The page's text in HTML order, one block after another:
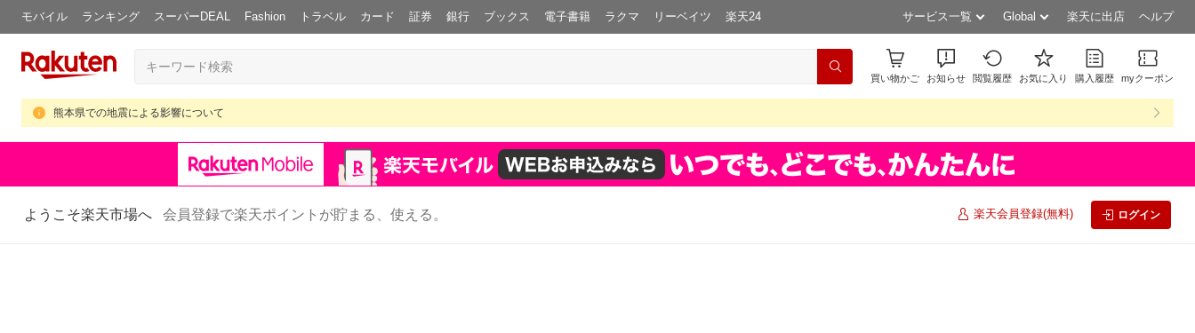
モバイル ランキング スーパーDEAL Fashion トラベル カード 証券 銀行 ブックス 電子書籍 ラクマ リーベイツ 楽天24 サービス一覧 Global 楽天に出店 ヘルプ
買い物かご お知らせ 閲覧履歴 お気に入り 購入履歴 myクーポン
熊本県での地震による影響について
ようこそ楽天市場へ 会員登録で楽天ポイントが貯まる、使える。 楽天会員登録(無料) ログイン